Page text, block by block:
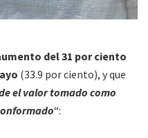
del 31 por ciento
(33.9 por ciento), y que
el valor tomado como
“: